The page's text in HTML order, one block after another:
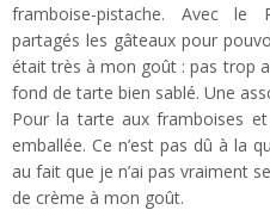
framboise-pistache. Avec le
partagés les gâteaux pour
était très à mon goût : pas trop
fond de tarte bien sablé. Une
Pour la tarte aux framboises
emballée. Ce n’est pas dû à la
au fait que je n’ai pas vraiment
de crème à mon goût.